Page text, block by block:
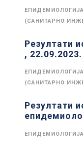
(САНИТАРНО
Резултати
, 22.09.2023.
(САНИТАРНО
Резултати